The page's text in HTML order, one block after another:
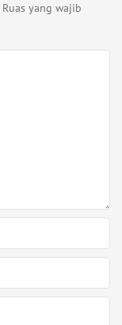
Ruas yang wajib